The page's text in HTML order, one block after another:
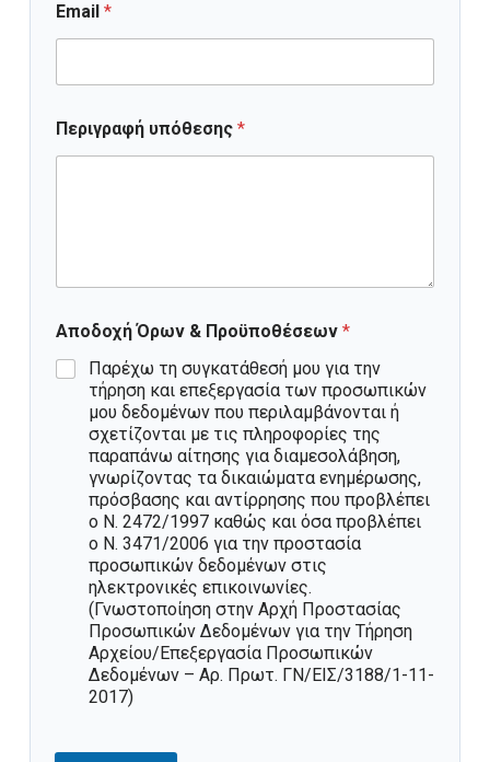
Email *
Περιγραφή υπόθεσης *
Αποδοχή Όρων & Προϋποθέσεων *
Παρέχω τη συγκατάθεσή μου για την
τήρηση και επεξεργασία των προσωπικών
μου δεδομένων που περιλαμβάνονται ή
σχετίζονται με τις πληροφορίες της
παραπάνω αίτησης για διαμεσολάβηση,
γνωρίζοντας τα δικαιώματα ενημέρωσης,
πρόσβασης και αντίρρησης που προβλέπει
ο Ν. 2472/1997 καθώς και όσα προβλέπει
ο Ν. 3471/2006 για την προστασία
προσωπικών δεδομένων στις
ηλεκτρονικές επικοινωνίες.
(Γνωστοποίηση στην Αρχή Προστασίας
Προσωπικών Δεδομένων για την Τήρηση
Αρχείου/Επεξεργασία Προσωπικών
Δεδομένων – Αρ. Πρωτ. ΓΝ/ΕΙΣ/3188/1-11-
2017)